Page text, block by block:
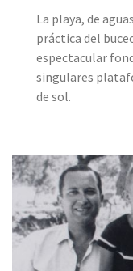
La playa, de
práctica del
espectacular
singulares
de sol.